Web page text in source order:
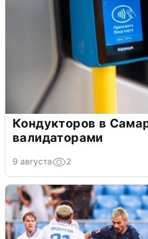
Кондукторов в
валидаторами
9 августа 2